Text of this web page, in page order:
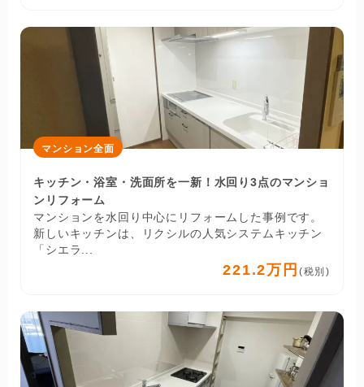
マンション全面
キッチン・浴室・洗面所を一新！水回り3点のマンショ
ンリフォーム
マンションを水回り中心にリフォームした事例です。
新しいキッチンは、リクシルの人気システムキッチン
「シエラ...
221.2万円 (税別)